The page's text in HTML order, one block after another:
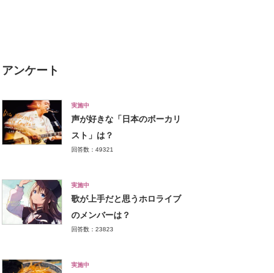
アンケート
実施中
声が好きな「日本のボーカリ
スト」は？
回答数：49321
実施中
歌が上手だと思うホロライブ
のメンバーは？
回答数：23823
実施中